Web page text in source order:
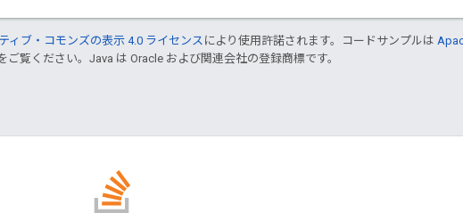
ィブ・コモンズの表示 4.0 ライセンス により使用許諾されます。コードサンプルは
ご覧ください。Java は Oracle および関連会社の登録商標です。